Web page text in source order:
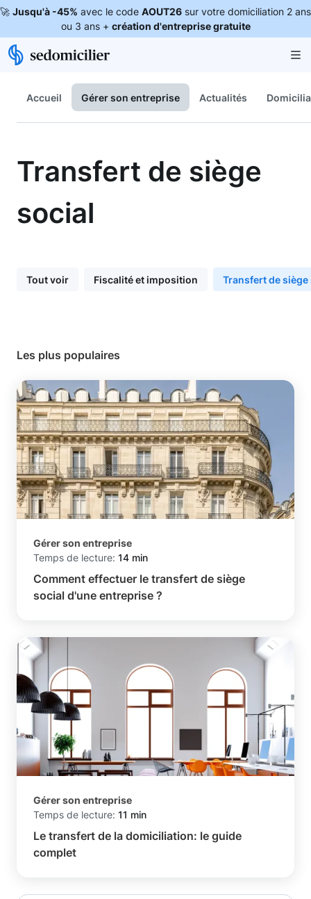
🚀 Jusqu'à -45% avec le code AOUT26 sur votre domiciliation 2 ans
ou 3 ans + création d'entreprise gratuite
Accueil Gérer son entreprise Actualités
Transfert de siège
social
Tout voir Fiscalité et imposition Transfert de
Les plus populaires
Gérer son entreprise
Temps de lecture: 14 min
Comment effectuer le transfert de siège
social d'une entreprise ?
Gérer son entreprise
Temps de lecture: 11 min
Le transfert de la domiciliation: le guide
complet